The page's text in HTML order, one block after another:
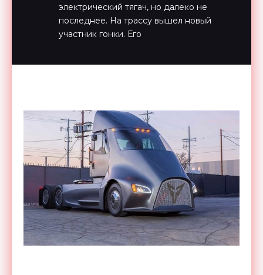
электрический тягач, но далеко не
последнее. На трассу вышел новый
участник гонки. Его